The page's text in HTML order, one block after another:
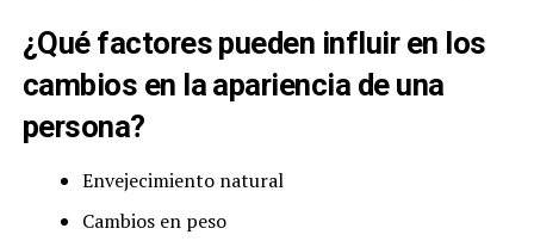
¿Qué factores pueden influir en los
cambios en la apariencia de una
persona?
Envejecimiento natural
Cambios en peso